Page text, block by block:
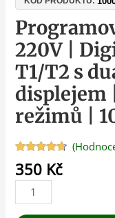
220V |
T1/T2 s
displejem
režimů |
Hodnoceno
4.50z 5 na
základě
hodnocení
zákazníků
350 Kč